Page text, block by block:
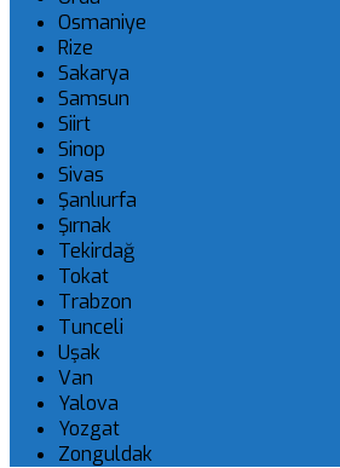
Osmaniye
Rize
Sakarya
Samsun
Siirt
Sinop
Sivas
Şanlıurfa
Şırnak
Tekirdağ
Tokat
Trabzon
Tunceli
Uşak
Van
Yalova
Yozgat
Zonguldak